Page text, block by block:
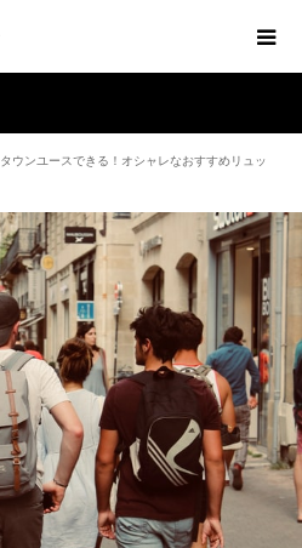
タウンユースできる！オシャレなおすすめリュッ